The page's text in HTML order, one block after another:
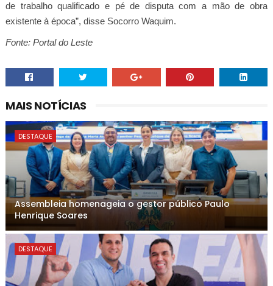
de trabalho qualificado e pé de disputa com a mão de obra
existente à época”, disse Socorro Waquim.
Fonte: Portal do Leste
MAIS NOTÍCIAS
DESTAQUE
Assembleia homenageia o gestor público Paulo
Henrique Soares
DESTAQUE